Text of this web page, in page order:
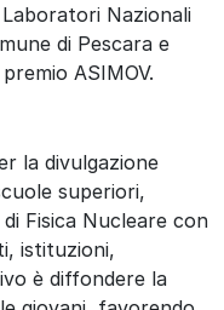
Nazionali
di Pescara e
ASIMOV.
la divulgazione
superiori,
Fisica Nucleare con
istituzioni,
è diffondere la